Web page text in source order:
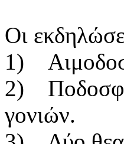
Οι
1)
2)
γονιών.